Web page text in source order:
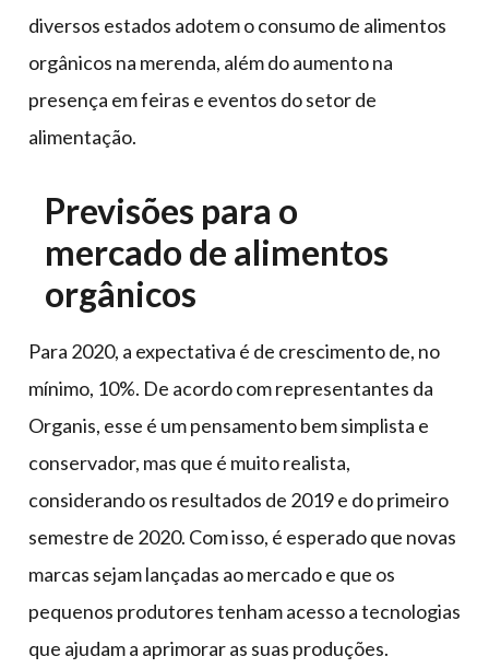
diversos estados adotem o consumo de alimentos
orgânicos na merenda, além do aumento na
presença em feiras e eventos do setor de
alimentação.
Previsões para o
mercado de alimentos
orgânicos
Para 2020, a expectativa é de crescimento de, no
mínimo, 10%. De acordo com representantes da
Organis, esse é um pensamento bem simplista e
conservador, mas que é muito realista,
considerando os resultados de 2019 e do primeiro
semestre de 2020. Com isso, é esperado que novas
marcas sejam lançadas ao mercado e que os
pequenos produtores tenham acesso a tecnologias
que ajudam a aprimorar as suas produções.